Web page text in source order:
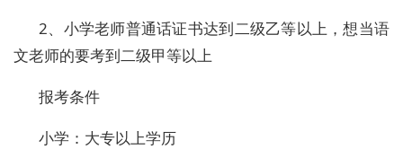
2、小学老师普通话证书达到二级乙等以上，想当语
文老师的要考到二级甲等以上
报考条件
小学：大专以上学历